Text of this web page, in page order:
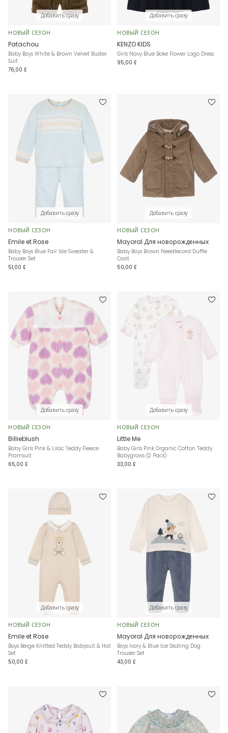
Добавить сразу
НОВЫЙ СЕЗОН
Patachou
Baby Boys White & Brown Velvet Buster
Suit
76,00 £
Добавить сразу
НОВЫЙ СЕЗОН
KENZO KIDS
Girls Navy Blue Boke Flower Logo Dress
95,00 £
Добавить сразу
НОВЫЙ СЕЗОН
Emile et Rose
Baby Boys Blue Fair Isle Sweater &
Trouser Set
51,00 £
Добавить сразу
НОВЫЙ СЕЗОН
Mayoral Для новорожденных
Baby Boys Brown Needlecord Duffle
Coat
50,00 £
Добавить сразу
НОВЫЙ СЕЗОН
Billieblush
Baby Girls Pink & Lilac Teddy Fleece
Pramsuit
65,00 £
Добавить сразу
НОВЫЙ СЕЗОН
Little Me
Baby Girls Pink Organic Cotton Teddy
Babygrows (2 Pack)
33,00 £
Добавить сразу
НОВЫЙ СЕЗОН
Emile et Rose
Boys Beige Knitted Teddy Babysuit & Hat
Set
50,00 £
Добавить сразу
НОВЫЙ СЕЗОН
Mayoral Для новорожденных
Boys Ivory & Blue Ice Skating Dog
Trouser Set
43,00 £